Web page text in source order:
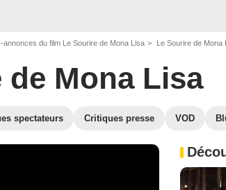
annonces du film Le Sourire de Mona Lisa Le Sourire de Mona
de Mona Lisa
spectateurs Critiques presse VOD